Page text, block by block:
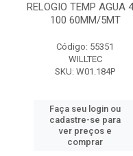
RELOGIO TEMP AGUA
100 60MM/5MT
Código: 55351
WILLTEC
SKU: W01.184P
Faça seu login ou
cadastre-se para
ver preços e
comprar